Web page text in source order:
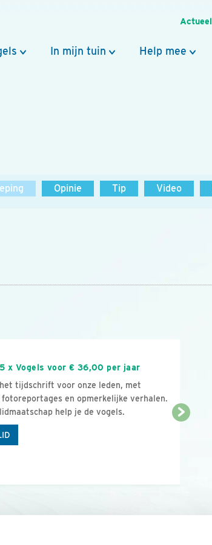
Actueel
In mijn tuin Help mee
Opinie Tip Video
x Vogels voor € 36,00 per jaar
tijdschrift voor onze leden, met
en opmerkelijke verhalen.
help je de vogels.